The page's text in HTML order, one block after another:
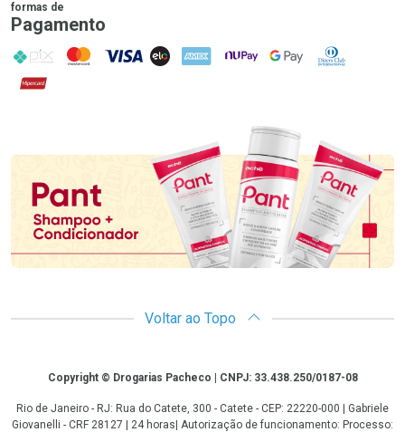
formas de
Pagamento
PIX MasterCard
VISA ELO AMEX NuPay Google PayDiners Club
Hipercard
Promoção em Destaque
Voltar ao Topo
CopyrightCopyright © Drogarias Pacheco | CNPJ: 33.438.250/0187-08
Rio de Janeiro - RJ: Rua do Catete, 300 - Catete - CEP: 22220-000 | Gabriele
Giovanelli - CRF 28127 | 24 horas| Autorização de funcionamento: Processo: